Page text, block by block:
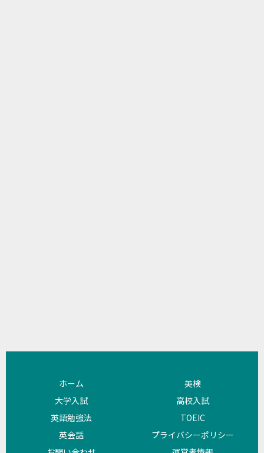
ホーム
英検
大学入試
高校入試
英語勉強法
TOEIC
英会話
プライバシーポリシー